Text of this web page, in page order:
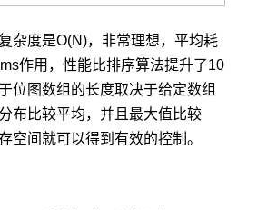
杂度是O(N)，非常理想，平均耗
作用，性能比排序算法提升了10
位图数组的长度取决于给定数组
布比较平均，并且最大值比较
空间就可以得到有效的控制。